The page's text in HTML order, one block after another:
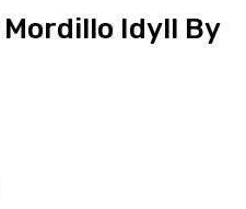
Idyll By